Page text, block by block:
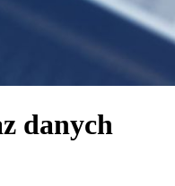
danych